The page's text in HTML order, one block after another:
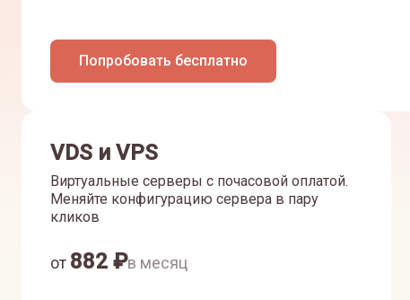
Попробовать бесплатно
VDS и VPS
Виртуальные серверы с почасовой оплатой.
Меняйте конфигурацию сервера в пару
кликов
от 882 ₽в месяц